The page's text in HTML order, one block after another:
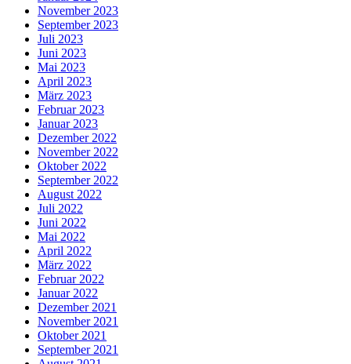
November 2023
September 2023
Juli 2023
Juni 2023
Mai 2023
April 2023
März 2023
Februar 2023
Januar 2023
Dezember 2022
November 2022
Oktober 2022
September 2022
August 2022
Juli 2022
Juni 2022
Mai 2022
April 2022
März 2022
Februar 2022
Januar 2022
Dezember 2021
November 2021
Oktober 2021
September 2021